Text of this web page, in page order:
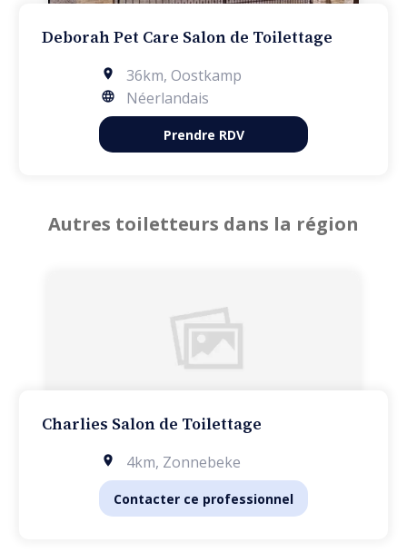
Deborah Pet Care Salon de Toilettage
36km, Oostkamp
Néerlandais
Prendre RDV
Autres toiletteurs dans la région
Charlies Salon de Toilettage
4km, Zonnebeke
Contacter ce professionnel